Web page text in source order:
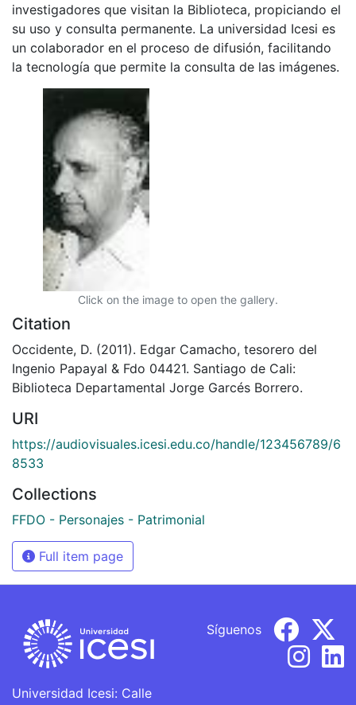
investigadores que visitan la Biblioteca, propiciando el
su uso y consulta permanente. La universidad Icesi es
un colaborador en el proceso de difusión, facilitando
la tecnología que permite la consulta de las imágenes.
Click on the image to open the gallery.
Citation
Occidente, D. (2011). Edgar Camacho, tesorero del
Ingenio Papayal & Fdo 04421. Santiago de Cali:
Biblioteca Departamental Jorge Garcés Borrero.
URI
https://audiovisuales.icesi.edu.co/handle/123456789/6
8533
Collections
FFDO - Personajes - Patrimonial
Full item page
Universidad Icesi: Calle
Síguenos